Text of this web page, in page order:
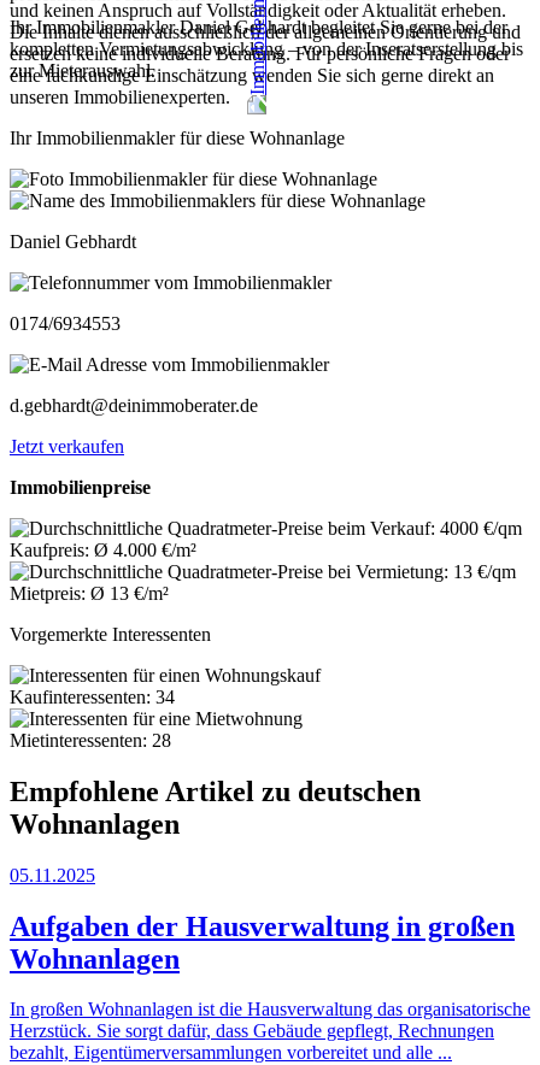
Ihr Immobilienmakler Daniel Gebhardt begleitet Sie gerne bei der
kompletten Vermietungsabwicklung – von der Inseratserstellung bis
zur Mieterauswahl.
und keinen Anspruch auf Vollständigkeit oder Aktualität erheben.
Die Inhalte dienen ausschließlich der allgemeinen Orientierung und
ersetzen keine individuelle Beratung. Für persönliche Fragen oder
eine fachkundige Einschätzung wenden Sie sich gerne direkt an
unseren Immobilienexperten.
Ihr Immobilienmakler für diese Wohnanlage
Daniel Gebhardt
0174/6934553
d.gebhardt@deinimmoberater.de
Jetzt verkaufen
Immobilienpreise
Kaufpreis: Ø 4.000 €/m²
Mietpreis: Ø 13 €/m²
Vorgemerkte Interessenten
Kaufinteressenten: 34
Mietinteressenten: 28
Empfohlene Artikel zu deutschen
Wohnanlagen
05.11.2025
Aufgaben der Hausverwaltung in großen
Wohnanlagen
In großen Wohnanlagen ist die Hausverwaltung das organisatorische
Herzstück. Sie sorgt dafür, dass Gebäude gepflegt, Rechnungen
bezahlt, Eigentümerversammlungen vorbereitet und alle ...